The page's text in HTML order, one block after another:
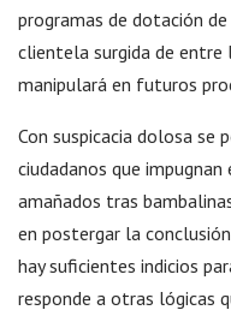
programas de dotación
clientela surgida de entre
manipulará en futuros
Con suspicacia dolosa se
ciudadanos que
amañados tras
en postergar la
hay suficientes indicios
responde a otras lógicas